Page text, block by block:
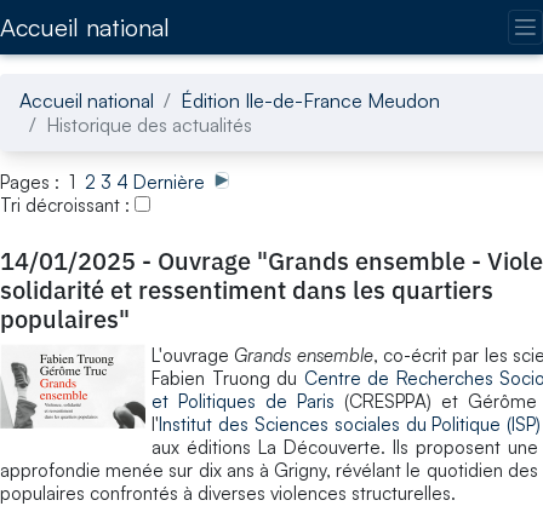
Accueil national
Accueil national
Édition Ile-de-France Meudon
Historique des actualités
Pages : 1 2 3 4 Dernière
Tri décroissant :
14/01/2025 - Ouvrage "Grands ensemble -
solidarité et ressentiment dans les quartiers
populaires"
L'ouvrage Grands ensemble, co-écrit par les
Fabien Truong du Centre de Recherches
et Politiques de Paris (CRESPPA) et
l'Institut des Sciences sociales du Politique (ISP)
aux éditions La Découverte. Ils proposent
approfondie menée sur dix ans à Grigny, révélant le quotidien
populaires confrontés à diverses violences structurelles.